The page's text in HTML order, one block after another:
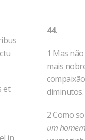
et
in
44.
1 Mas
mais
diminutos.
2 Como
um homem